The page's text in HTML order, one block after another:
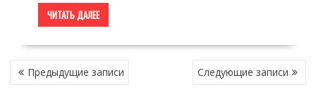
ЧИТАТЬ ДАЛЕЕ
НАВИГАЦИЯ
ПО Предыдущие записи Следующие записи